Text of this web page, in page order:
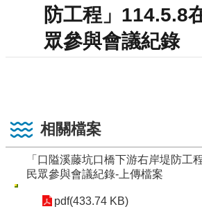
防工程」114.5.8
眾參與會議紀錄
相關檔案
「口隘溪藤坑口橋下游右岸堤防工
民眾參與會議紀錄-上傳檔案
pdf(433.74 KB)